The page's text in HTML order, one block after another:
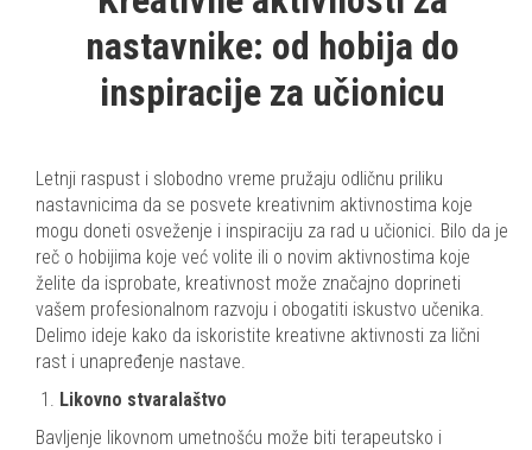
nastavnike: od hobija do
inspiracije za učionicu
Letnji raspust i slobodno vreme pružaju odličnu priliku
nastavnicima da se posvete kreativnim aktivnostima koje
mogu doneti osveženje i inspiraciju za rad u učionici. Bilo da je
reč o hobijima koje već volite ili o novim aktivnostima koje
želite da isprobate, kreativnost može značajno doprineti
vašem profesionalnom razvoju i obogatiti iskustvo učenika.
Delimo ideje kako da iskoristite kreativne aktivnosti za lični
rast i unapređenje nastave.
Likovno stvaralaštvo
Bavljenje likovnom umetnošću može biti terapeutsko i